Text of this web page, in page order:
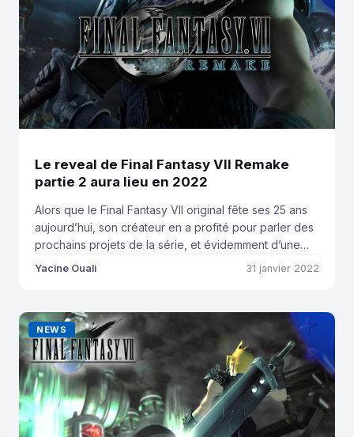
Le reveal de Final Fantasy VII Remake
partie 2 aura lieu en 2022
Alors que le Final Fantasy VII original fête ses 25 ans
aujourd’hui, son créateur en a profité pour parler des
prochains projets de la série, et évidemment d’une
deuxième partie de Final Fantasy VII Remake que tout
Yacine Ouali 31 janvier 2022
NEWS